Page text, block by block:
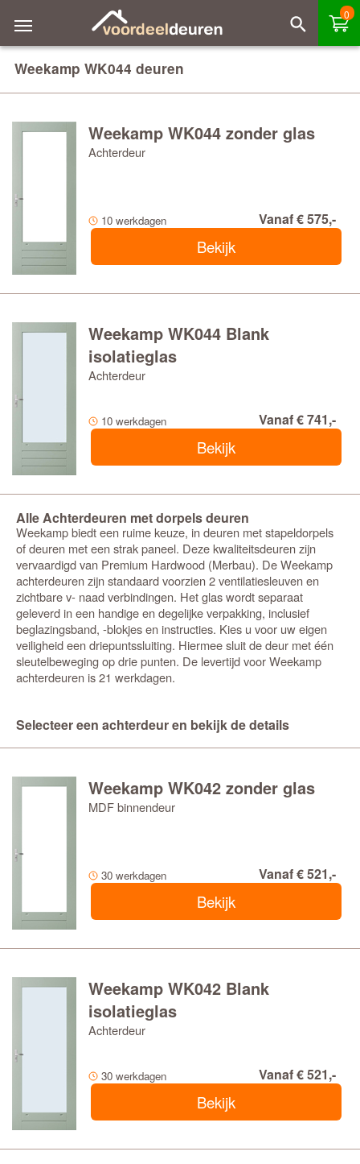
0
Weekamp WK044 deuren
Weekamp WK044 zonder glas
Achterdeur
10 werkdagen Vanaf € 575,-
Bekijk
Weekamp WK044 Blank
isolatieglas
Achterdeur
10 werkdagen Vanaf € 741,-
Bekijk
Alle Achterdeuren met dorpels deuren
Weekamp biedt een ruime keuze, in deuren met stapeldorpels
of deuren met een strak paneel. Deze kwaliteitsdeuren zijn
vervaardigd van Premium Hardwood (Merbau). De Weekamp
achterdeuren zijn standaard voorzien 2 ventilatiesleuven en
zichtbare v- naad verbindingen. Het glas wordt separaat
geleverd in een handige en degelijke verpakking, inclusief
beglazingsband, -blokjes en instructies. Kies u voor uw eigen
veiligheid een driepuntssluiting. Hiermee sluit de deur met één
sleutelbeweging op drie punten. De levertijd voor Weekamp
achterdeuren is 21 werkdagen.
Selecteer een achterdeur en bekijk de details
Weekamp WK042 zonder glas
MDF binnendeur
30 werkdagen Vanaf € 521,-
Bekijk
Weekamp WK042 Blank
isolatieglas
Achterdeur
30 werkdagen Vanaf € 521,-
Bekijk